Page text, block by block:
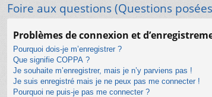
Foire aux questions (Questions
Problèmes de connexion et
Pourquoi dois-je m’enregistrer ?
Que signifie COPPA ?
Je souhaite m’enregistrer, mais je n’y parviens pas !
Je suis enregistré mais je ne peux pas me connecter !
Pourquoi ne puis-je pas me connecter ?